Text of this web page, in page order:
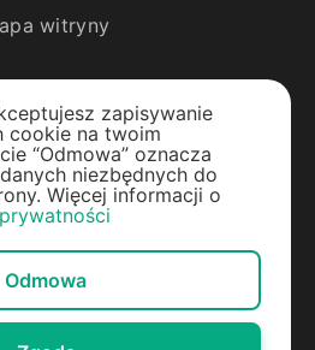
witryny
egzotyczne
owocowe
ozdobne
zapisywanie
cookie na twoim
“Odmowa” oznacza
niezbędnych do
Więcej informacji o
Odmowa